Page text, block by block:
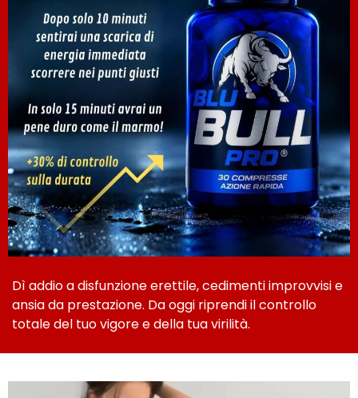
Dì addio a disfunzione erettile, cedimenti improvvisi e
ansia da prestazione. Da oggi riprendi il controllo
totale del tuo vigore e della tua virilità.